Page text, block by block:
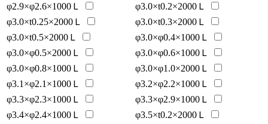
φ2.9×φ2.6×1000Ｌ
φ3.0×t0.2×2000Ｌ
φ3.0×t0.25×2000Ｌ
φ3.0×t0.3×2000Ｌ
φ3.0×t0.5×2000Ｌ
φ3.0×φ0.4×1000Ｌ
φ3.0×φ0.5×2000Ｌ
φ3.0×φ0.6×1000Ｌ
φ3.0×φ0.8×1000Ｌ
φ3.0×φ1.0×2000Ｌ
φ3.1×φ2.1×1000Ｌ
φ3.2×φ2.2×1000Ｌ
φ3.3×φ2.3×1000Ｌ
φ3.3×φ2.9×1000Ｌ
φ3.4×φ2.4×1000Ｌ
φ3.5×t0.2×2000Ｌ